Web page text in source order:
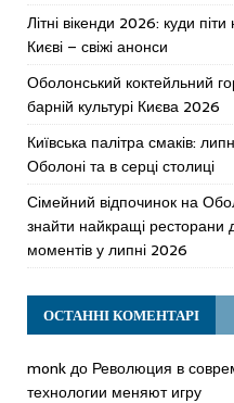
Літні вікенди 2026: куди
Києві – свіжі анонси
Оболонський коктейльний
барній культурі Києва 2026
Київська палітра смаків:
Оболоні та в серці столиці
Сімейний відпочинок на
знайти найкращі ресторани
моментів у липні 2026
ОСТАННІ КОМЕНТАРІ
monkдо Революция в
технологии меняют игру